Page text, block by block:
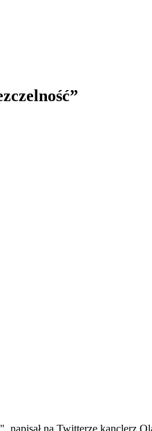
napisał na Twitterze kanclerz